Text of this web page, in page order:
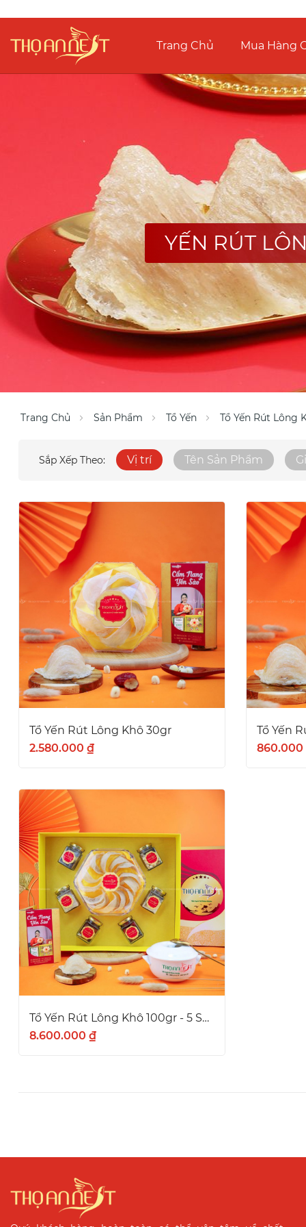
Trang Chủ Mua Hàng
YẾN RÚT
Trang Chủ Sản Phẩm Tổ Yến Tổ Yến Rút Lông
Sắp Xếp Theo: Vị trí Tên Sản Phẩm
Tổ Yến Rút Lông Khô 30gr
2.580.000 ₫
Tổ Yến
860.000
Tổ Yến Rút Lông Khô 100gr - 5 Sao
8.600.000 ₫